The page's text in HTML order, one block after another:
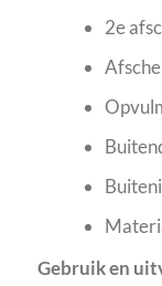
2e
Gebruik en